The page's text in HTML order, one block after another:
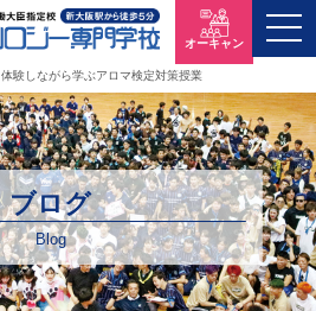
体験しながら学ぶアロマ検定対策授業
オーキャン
ブログ
Blog